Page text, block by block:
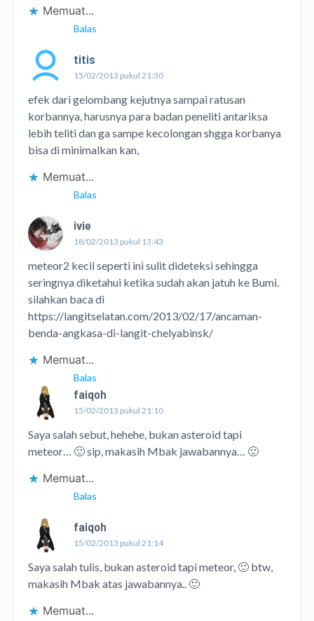
Memuat...
Balas
titis
15/02/2013 pukul 21:30
efek dari gelombang kejutnya sampai ratusan
korbannya, harusnya para badan peneliti antariksa
lebih teliti dan ga sampe kecolongan shgga korbanya
bisa di minimalkan kan,
Memuat...
Balas
ivie
18/02/2013 pukul 13:43
meteor2 kecil seperti ini sulit dideteksi sehingga
seringnya diketahui ketika sudah akan jatuh ke Bumi.
silahkan baca di
https://langitselatan.com/2013/02/17/ancaman-
benda-angkasa-di-langit-chelyabinsk/
Memuat...
Balas
faiqoh
15/02/2013 pukul 21:10
Saya salah sebut, hehehe, bukan asteroid tapi
meteor… 🙂 sip, makasih Mbak jawabannya… 🙂
Memuat...
Balas
faiqoh
15/02/2013 pukul 21:14
Saya salah tulis, bukan asteroid tapi meteor, 🙂 btw,
makasih Mbak atas jawabannya.. 🙂
Memuat...